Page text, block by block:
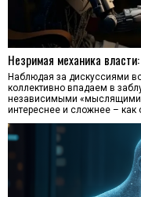
Незримая механика
Наблюдая за дискуссиями
коллективно впадаем в
независимыми «мыслящими
интереснее и сложнее – как